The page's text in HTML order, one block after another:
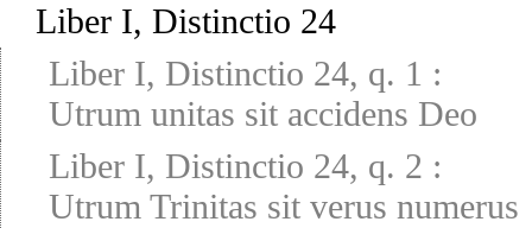
Liber I, Distinctio 24
Liber I, Distinctio 24, q. 1 :
Utrum unitas sit accidens Deo
Liber I, Distinctio 24, q. 2 :
Utrum Trinitas sit verus numerus